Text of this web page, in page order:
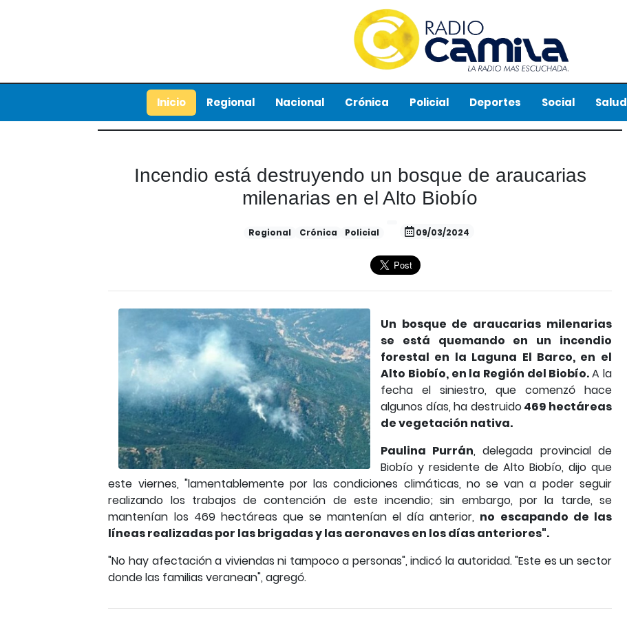
Inicio Regional Nacional Crónica Policial Deportes Social Salud
Incendio está destruyendo un bosque de araucarias
milenarias en el Alto Biobío
Regional Crónica Policial 09/03/2024
Un bosque de araucarias milenarias
se está quemando en un incendio
forestal en la Laguna El Barco, en el
Alto Biobío, en la Región del Biobío.A la
fecha el siniestro, que comenzó hace
algunos días, ha destruido469 hectáreas
de vegetación nativa.
Paulina Purrán, delegada provincial de
Biobío y residente de Alto Biobío, dijo que
este viernes, "lamentablemente por las condiciones climáticas, no se van a poder seguir
realizando los trabajos de contención de este incendio; sin embargo, por la tarde, se
mantenían los 469 hectáreas que se mantenían el día anterior, no escapando de las
líneas realizadas por las brigadas y las aeronaves en los días anteriores".
"No hay afectación a viviendas ni tampoco a personas", indicó la autoridad. "Este es un sector
donde las familias veranean", agregó.